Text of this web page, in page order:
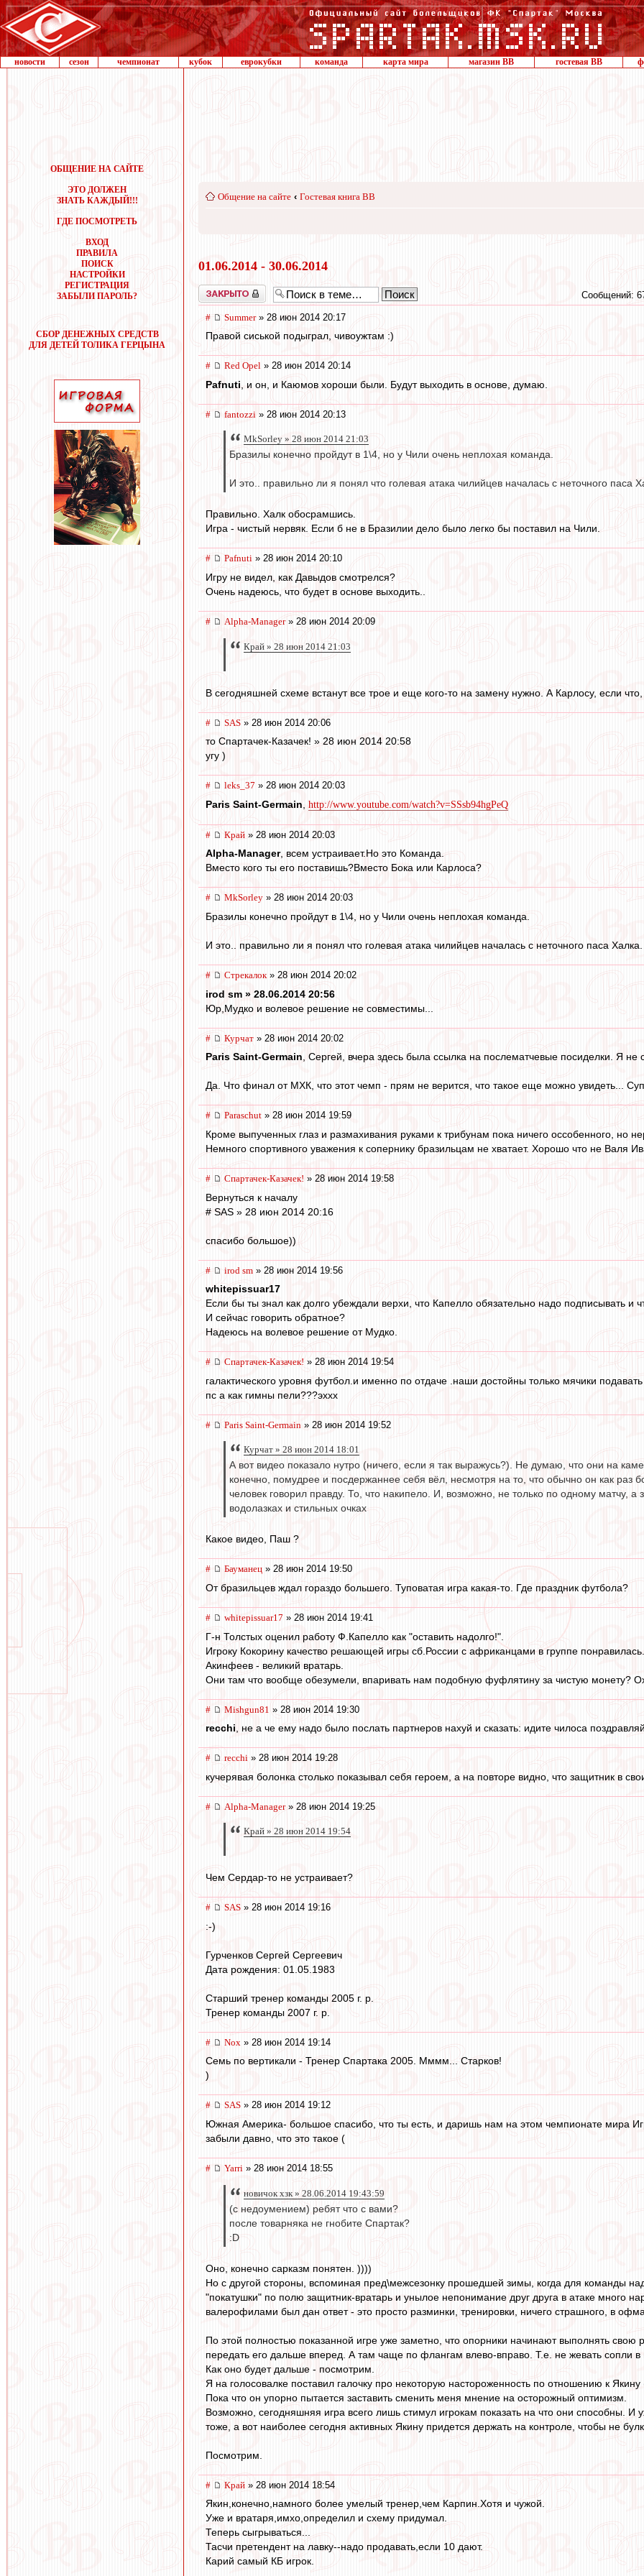
новости сезон чемпионат кубок еврокубки команда карта мира магазин ВВ гостевая ВВ
ОБЩЕНИЕ НА САЙТЕ
ЭТО ДОЛЖЕН
ЗНАТЬ КАЖДЫЙ!!!
ГДЕ ПОСМОТРЕТЬ
ВХОД
ПРАВИЛА
ПОИСК
НАСТРОЙКИ
РЕГИСТРАЦИЯ
ЗАБЫЛИ ПАРОЛЬ?
СБОР ДЕНЕЖНЫХ СРЕДСТВ
ДЛЯ ДЕТЕЙ ТОЛИКА ГЕРЦЫНА
Общение на сайте ‹ Гостевая книга ВВ
01.06.2014 - 30.06.2014
Закрыто Сообщений:
# Summer» 28 июн 2014 20:17
Правой сиськой подыграл, чивоужтам :)
# Red Opel » 28 июн 2014 20:14
Pafnuti , и он, и Каюмов хороши были. Будут выходить в основе, думаю.
# fantozzi » 28 июн 2014 20:13
MkSorley » 28 июн 2014 21:03
Бразилы конечно пройдут в 1\4, но у Чили очень неплохая команда.
И это.. правильно ли я понял что голевая атака чилийцев началась с неточного паса
Правильно. Халк обосрамшись.
Игра - чистый нервяк. Если б не в Бразилии дело было легко бы поставил на Чили.
# Pafnuti » 28 июн 2014 20:10
Игру не видел, как Давыдов смотрелся?
Очень надеюсь, что будет в основе выходить..
# Alpha-Manager» 28 июн 2014 20:09
Край » 28 июн 2014 21:03
В сегодняшней схеме встанут все трое и еще кого-то на замену нужно. А Карлосу, если
# SAS » 28 июн 2014 20:06
то Спартачек-Казачек! » 28 июн 2014 20:58
угу )
# leks_37 » 28 июн 2014 20:03
Paris Saint-Germain http://www.youtube.com/watch?v=SSsb94hgPeQ
# Край » 28 июн 2014 20:03
Alpha-Manager, всем устраивает.Но это Команда.
Вместо кого ты его поставишь?Вместо Бока или Карлоса?
# MkSorley » 28 июн 2014 20:03
Бразилы конечно пройдут в 1\4, но у Чили очень неплохая команда.
И это.. правильно ли я понял что голевая атака чилийцев началась с неточного паса Халка.
# Стрекалок» 28 июн 2014 20:02
irod sm » 28.06.2014 20:56
Юр,Мудко и волевое решение не совместимы...
# Курчат » 28 июн 2014 20:02
Paris Saint-Germain, Сергей, вчера здесь была ссылка на послематчевые посиделки. Я
Да. Что финал от МХК, что этот чемп - прям не верится, что такое еще можно увидеть...
# Paraschut » 28 июн 2014 19:59
Кроме выпученных глаз и размахивания руками к трибунам пока ничего оссобенного, но
Немного спортивного уважения к сопернику бразильцам не хватает. Хорошо что не Валя
# Спартачек-Казачек! » 28 июн 2014 19:58
Вернуться к началу
# SAS » 28 июн 2014 20:16
спасибо большое))
# irod sm » 28 июн 2014 19:56
whitepissuar17
Если бы ты знал как долго убеждали верхи, что Капелло обязательно надо подписывать и
И сейчас говорить обратное?
Надеюсь на волевое решение от Мудко.
# Спартачек-Казачек! » 28 июн 2014 19:54
галактического уровня футбол.и именно по отдаче .наши достойны только мячики подавать
пс а как гимны пели???эххх
# Paris Saint-Germain » 28 июн 2014 19:52
Курчат » 28 июн 2014 18:01
А вот видео показало нутро (ничего, если я так выражусь?). Не думаю, что они на
конечно, помудрее и посдержаннее себя вёл, несмотря на то, что обычно он как
человек говорил правду. То, что накипело. И, возможно, не только по одному матчу,
водолазках и стильных очках
Какое видео, Паш ?
# Бауманец » 28 июн 2014 19:50
От бразильцев ждал гораздо большего. Туповатая игра какая-то. Где праздник футбола?
# whitepissuar17 » 28 июн 2014 19:41
Г-н Толстых оценил работу Ф.Капелло как "оставить надолго!".
Игроку Кокорину качество решающей игры сб.России с африканцами в группе понравилась.
Акинфеев - великий вратарь.
Они там что вообще обезумели, впаривать нам подобную фуфлятину за чистую монету?
# Mishgun81 » 28 июн 2014 19:30
recchi , не а че ему надо было послать партнеров нахуй и сказать: идите чилоса
# recchi » 28 июн 2014 19:28
кучерявая болонка столько показывал себя героем, а на повторе видно, что защитник в
# Alpha-Manager» 28 июн 2014 19:25
Край » 28 июн 2014 19:54
Чем Сердар-то не устраивает?
# SAS » 28 июн 2014 19:16
:-)
Гурченков Сергей Сергеевич
Дата рождения: 01.05.1983
Старший тренер команды 2005 г. р.
Тренер команды 2007 г. р.
# Nox » 28 июн 2014 19:14
Семь по вертикали - Тренер Спартака 2005. Мммм... Старков!
)
# SAS » 28 июн 2014 19:12
Южная Америка- большое спасибо, что ты есть, и даришь нам на этом чемпионате мира
забыли давно, что это такое (
# Yarri » 28 июн 2014 18:55
новичок хзк » 28.06.2014 19:43:59
(с недоумением) ребят что с вами?
после товарняка не гнобите Спартак?
:D
Оно, конечно сарказм понятен. ))))
Но с другой стороны, вспоминая пред\межсезонку прошедшей зимы, когда для команды
"покатушки" по полю защитник-вратарь и унылое непонимание друг друга в атаке много
валерофилами был дан ответ - это просто разминки, тренировки, ничего страшного, в
По этой полностью показанной игре уже заметно, что опорники начинают выполнять свою
передать его дальше вперед. А там чаще по флангам влево-вправо. Т.е. не жевать сопли в
Как оно будет дальше - посмотрим.
Я на голосовалке поставил галочку про некоторую настороженность по отношению к Якину
Пока что он упорно пытается заставить сменить меня мнение на осторожный оптимизм.
Возможно, сегодняшняя игра всего лишь стимул игрокам показать на что они способны. И
тоже, а вот наиболее сегодня активных Якину придется держать на контроле, чтобы не
Посмотрим.
# Край » 28 июн 2014 18:54
Якин,конечно,намного более умелый тренер,чем Карпин.Хотя и чужой.
Уже и вратаря,имхо,определил и схему придумал.
Теперь сыгрываться...
Тасчи претендент на лавку--надо продавать,если 10 дают.
Карий самый КБ игрок.